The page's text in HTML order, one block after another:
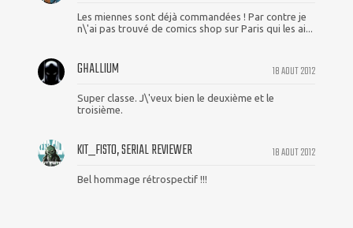
Les miennes sont déjà commandées ! Par contre je
n\'ai pas trouvé de comics shop sur Paris qui les ai...
18 AOUT 2012
GHALLIUM
Super classe. J\'veux bien le deuxième et le
troisième.
18 AOUT 2012
KIT_FISTO, SERIAL REVIEWER
Bel hommage rétrospectif !!!